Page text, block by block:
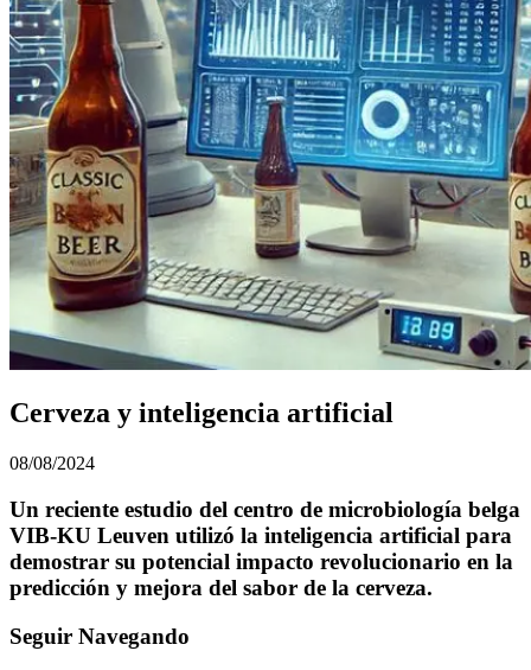
Cerveza y inteligencia artificial
08/08/2024
Un reciente estudio del centro de microbiología belga
VIB-KU Leuven utilizó la inteligencia artificial para
demostrar su potencial impacto revolucionario en la
predicción y mejora del sabor de la cerveza.
Seguir Navegando